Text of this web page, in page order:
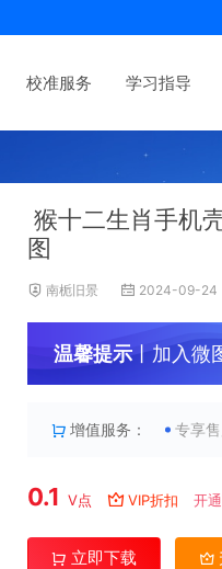
校准服务 学习指导
猴十二生肖手机
图
南栀旧景 2024-09-24
温馨提示丨加入微
增值服务： 专享
0.1 V点 VIP折扣 开
立即下载